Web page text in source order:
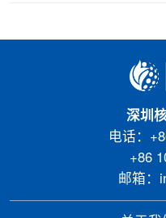
深圳
电话：
+86
邮箱：